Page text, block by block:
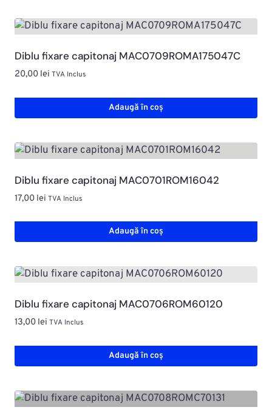
Diblu fixare capitonaj MAC0709ROMA175047C
20,00 lei TVA Inclus
Adaugă în coș
Diblu fixare capitonaj MAC0701ROM16042
17,00 lei TVA Inclus
Adaugă în coș
Diblu fixare capitonaj MAC0706ROM60120
13,00 lei TVA Inclus
Adaugă în coș